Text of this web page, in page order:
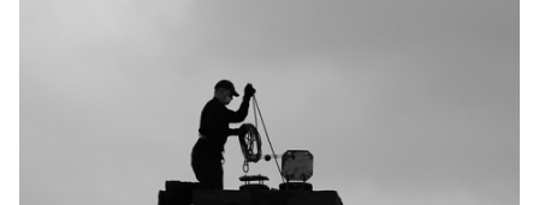
Замовити
Зворотній дзвінок